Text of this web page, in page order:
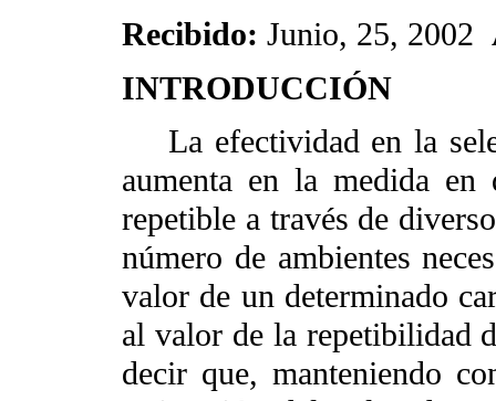
Recibido: Junio, 25, 2002
INTRODUCCIÓN
La efectividad en la
aumenta en la medida en
repetible a través de
número de ambientes
valor de un determinado
al valor de la repetibilidad
decir que, manteniendo